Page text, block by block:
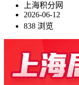
上海积分网
2026-06-12
838 浏览